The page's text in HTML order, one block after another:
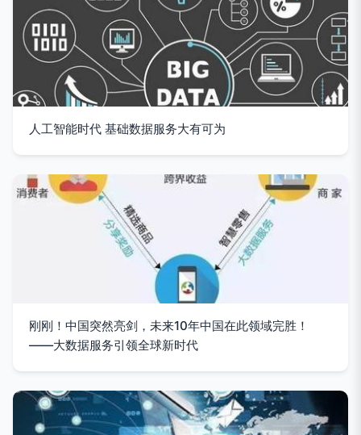
人工智能时代 基础数据服务大有可为
刚刚！中国突然亮剑，未来10年中国在此领域完胜！
——大数据服务引领全球新时代